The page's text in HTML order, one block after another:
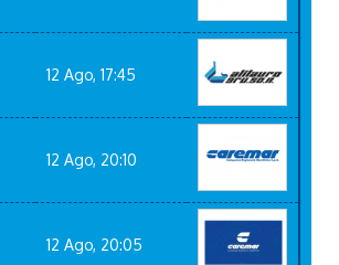
12 Ago, 17:45
12 Ago, 20:10
12 Ago, 20:05